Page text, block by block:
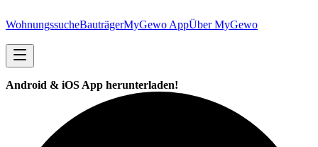
WohnungssucheBauträgerMyGewo AppÜber MyGewo
Android & iOS App herunterladen!